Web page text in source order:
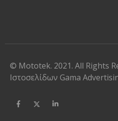
© Mototek. 2021. All Rights
Ιστοσελίδων Gama